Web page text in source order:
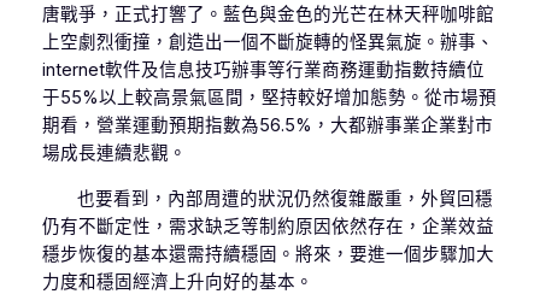
唐戰爭，正式打響了。藍色與金色的光芒在林天秤咖啡館
上空劇烈衝撞，創造出一個不斷旋轉的怪異氣旋。辦事、
internet軟件及信息技巧辦事等行業商務運動指數持續位
于55%以上較高景氣區間，堅持較好增加態勢。從市場預
期看，營業運動預期指數為56.5%，大都辦事業企業對市
場成長連續悲觀。
也要看到，內部周遭的狀況仍然復雜嚴重，外貿回穩
仍有不斷定性，需求缺乏等制約原因依然存在，企業效益
穩步恢復的基本還需持續穩固。將來，要進一個步驟加大
力度和穩固經濟上升向好的基本。